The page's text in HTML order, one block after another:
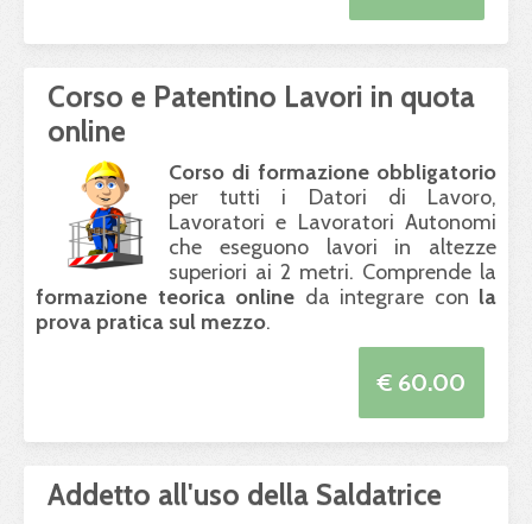
Corso e Patentino Lavori in quota
online
Corso di formazione obbligatorio
per tutti i Datori di Lavoro,
Lavoratori e Lavoratori Autonomi
che eseguono lavori in altezze
superiori ai 2 metri. Comprende la
formazione teorica online da integrare con la
prova pratica sul mezzo.
€ 60.00
Addetto all'uso della Saldatrice